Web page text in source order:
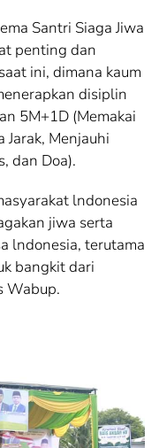
Santri Siaga Jiwa
penting dan
ini, dimana kaum
disiplin
5M+1D (Memakai
Jarak, Menjauhi
dan Doa).
lndonesia
jiwa serta
lndonesia, terutama
bangkit dari
Wabup.